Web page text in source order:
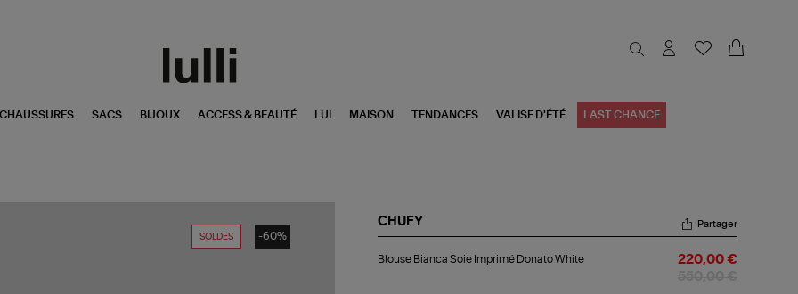
CHAUSSURES SACS BIJOUX ACCESS & BEAUTÉ LUI MAISON TENDANCES VALISE D'ÉTÉ LAST CHANCE
SOLDES -60%
CHUFY
Bianca
Partager
Blouse Bianca Soie Imprimé Donato White 220,00 €